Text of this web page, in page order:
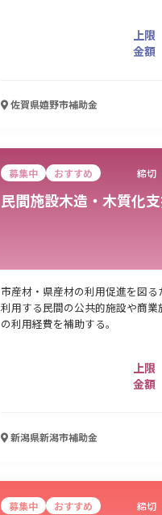
上限
金額
佐賀県嬉野市補助金
募集中 おすすめ 締切
民間施設木造・木質化
市産材・県産材の利用促進を図
利用する民間の公共的施設や商
の利用経費を補助する。
上限
金額
新潟県新潟市補助金
募集中 おすすめ 締切